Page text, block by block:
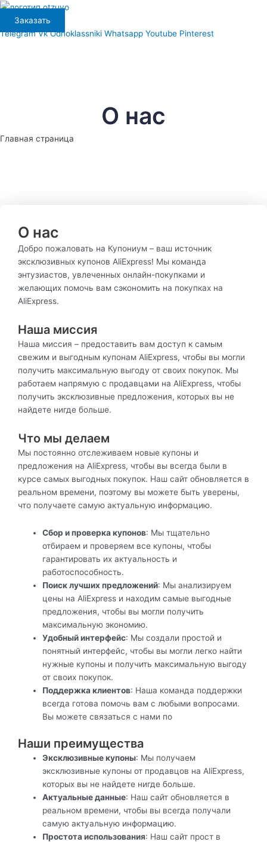
Перейти
содержимому
Заказать
Telegram Vk Odnoklassniki Whatsapp Youtube Pinterest
О нас
Главная страница
О нас
Добро пожаловать на Купониум – ваш источник
эксклюзивных купонов AliExpress! Мы команда
энтузиастов, увлеченных онлайн-покупками и
желающих помочь вам сэкономить на покупках на
AliExpress.
Наша миссия
Наша миссия – предоставить вам доступ к самым
свежим и выгодным купонам AliExpress, чтобы вы могли
получить максимальную выгоду от своих покупок. Мы
работаем напрямую с продавцами на AliExpress, чтобы
получить эксклюзивные предложения, которых вы не
найдете нигде больше.
Что мы делаем
Мы постоянно отслеживаем новые купоны и
предложения на AliExpress, чтобы вы всегда были в
курсе самых выгодных покупок. Наш сайт обновляется в
реальном времени, поэтому вы можете быть уверены,
что получаете самую актуальную информацию.
Сбор и проверка купонов: Мы тщательно
отбираем и проверяем все купоны, чтобы
гарантировать их актуальность и
работоспособность.
Поиск лучших предложений: Мы анализируем
цены на AliExpress и находим самые выгодные
предложения, чтобы вы могли получить
максимальную экономию.
Удобный интерфейс: Мы создали простой и
понятный интерфейс, чтобы вы могли легко найти
нужные купоны и получить максимальную выгоду
от своих покупок.
Поддержка клиентов: Наша команда поддержки
всегда готова помочь вам с любыми вопросами.
Вы можете связаться с нами по
Наши преимущества
Эксклюзивные купоны: Мы получаем
эксклюзивные купоны от продавцов на AliExpress,
которых вы не найдете нигде больше.
Актуальные данные: Наш сайт обновляется в
реальном времени, чтобы вы всегда получали
самую актуальную информацию.
Простота использования: Наш сайт прост в